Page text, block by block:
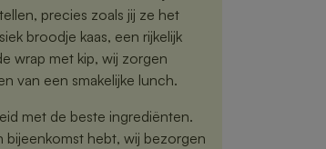
precies zoals jij ze het
broodje kaas, een rijkelijk
wrap met kip, wij zorgen
van een smakelijke lunch.
met de beste ingrediënten.
hebt, wij bezorgen